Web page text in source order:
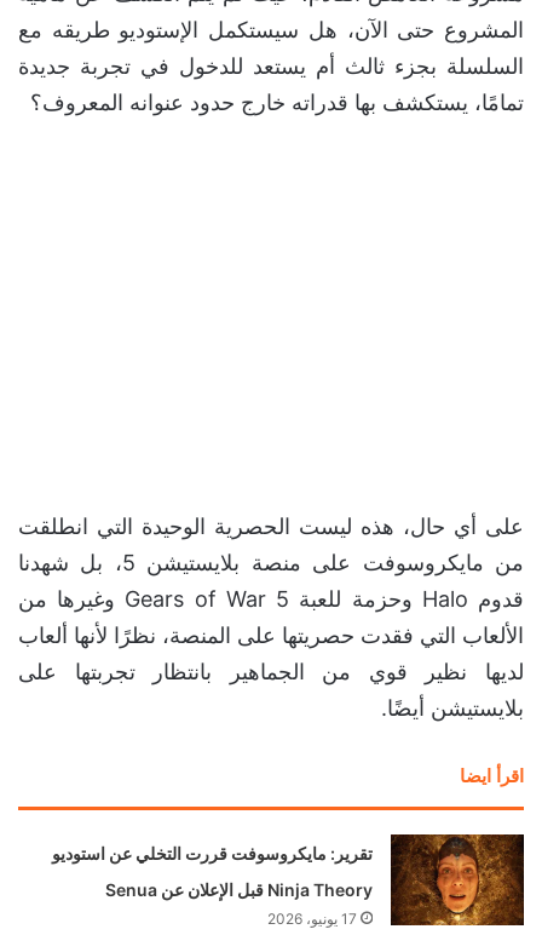
المشروع حتى الآن، هل سيستكمل الإستوديو طريقه مع
السلسلة بجزء ثالث أم يستعد للدخول في تجربة جديدة
تمامًا، يستكشف بها قدراته خارج حدود عنوانه المعروف؟
على أي حال، هذه ليست الحصرية الوحيدة التي انطلقت
من مايكروسوفت على منصة بلايستيشن 5، بل شهدنا
قدوم Halo وحزمة للعبة Gears of War 5 وغيرها من
الألعاب التي فقدت حصريتها على المنصة، نظرًا لأنها ألعاب
لديها نظير قوي من الجماهير بانتظار تجربتها على
بلايستيشن أيضًا.
اقرأ ايضا
تقرير: مايكروسوفت قررت التخلي عن استوديو
Ninja Theory قبل الإعلان عن Senua
17 يونيو، 2026